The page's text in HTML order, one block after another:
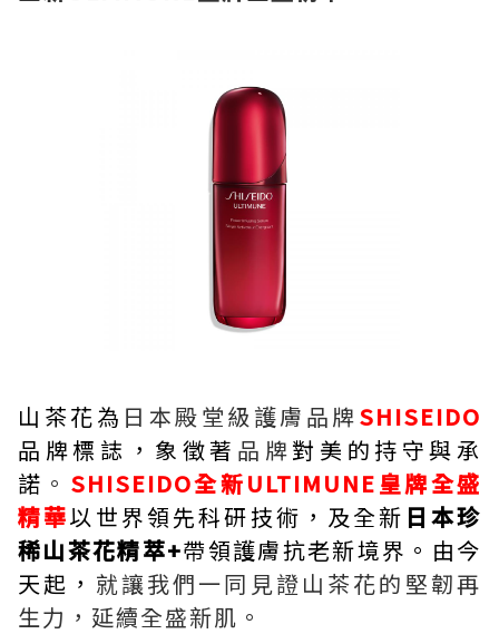
山茶花為 日本殿堂級護膚品牌SHISEIDO
品牌標誌，象徵著 品牌對美的持守與承
諾 。 SHISEIDO全新ULTIMUNE皇牌全盛
精華以世界領先科研技術，及全新 日本珍
稀山茶花精萃+帶領護膚抗老新境界。由今
天起， 就讓我們一同見證山茶花的堅韌再
生力，延續全盛新肌。